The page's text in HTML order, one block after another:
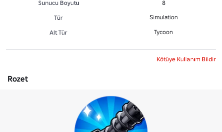
Sunucu Boyutu
8
Tür
Simulation
Alt Tür Tycoon
Kötüye Kullanım Bildir
Rozet